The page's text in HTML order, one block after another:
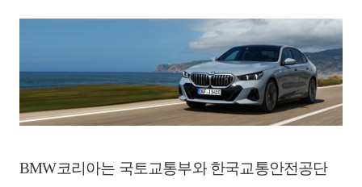
BMW코리아는 국토교통부와 한국교통안전공단